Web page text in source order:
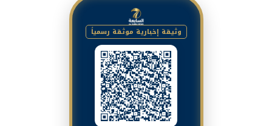
وثيقة إخبارية موثقة رسمياً